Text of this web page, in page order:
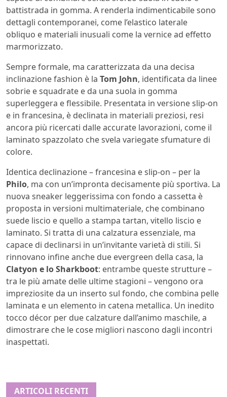
battistrada in gomma. A renderla indimenticabile sono
dettagli contemporanei, come l’elastico laterale
obliquo e materiali inusuali come la vernice ad effetto
marmorizzato.
Sempre formale, ma caratterizzata da una decisa
inclinazione fashion è la Tom John, identificata da linee
sobrie e squadrate e da una suola in gomma
superleggera e flessibile. Presentata in versione slip-on
e in francesina, è declinata in materiali preziosi, resi
ancora più ricercati dalle accurate lavorazioni, come il
laminato spazzolato che svela variegate sfumature di
colore.
Identica declinazione – francesina e slip-on – per la
Philo, ma con un’impronta decisamente più sportiva. La
nuova sneaker leggerissima con fondo a cassetta è
proposta in versioni multimateriale, che combinano
suede liscio e quello a stampa tartan, vitello liscio e
laminato. Si tratta di una calzatura essenziale, ma
capace di declinarsi in un’invitante varietà di stili. Si
rinnovano infine anche due evergreen della casa, la
Clatyon e lo Sharkboot: entrambe queste strutture –
tra le più amate delle ultime stagioni – vengono ora
impreziosite da un inserto sul fondo, che combina pelle
laminata e un elemento in catena metallica. Un inedito
tocco décor per due calzature dall’animo maschile, a
dimostrare che le cose migliori nascono dagli incontri
inaspettati.
ARTICOLI RECENTI